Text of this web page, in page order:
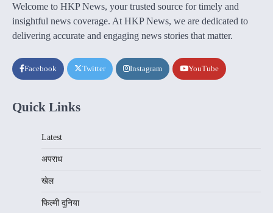
Welcome to HKP News, your trusted source for timely and
insightful news coverage. At HKP News, we are dedicated to
delivering accurate and engaging news stories that matter.
Facebook Twitter Instagram YouTube
Quick Links
Latest
अपराध
खेल
फिल्मी दुनिया